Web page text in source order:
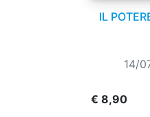
IL
14/
€ 8,90